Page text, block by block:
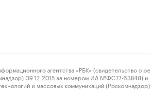
агентства «РБК» (свидетельство о
09.12.2015 за номером ИА №ФС77-63848) и
и массовых коммуникаций